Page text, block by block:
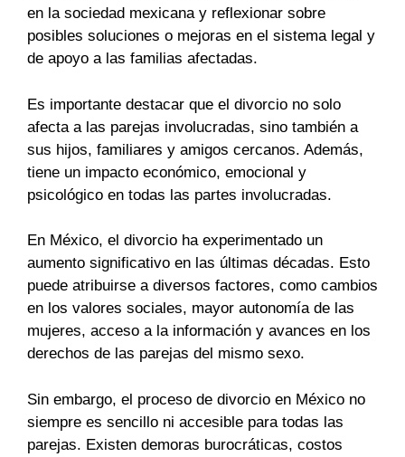
en la sociedad mexicana y reflexionar sobre
posibles soluciones o mejoras en el sistema legal y
de apoyo a las familias afectadas.
Es importante destacar que el divorcio no solo
afecta a las parejas involucradas, sino también a
sus hijos, familiares y amigos cercanos. Además,
tiene un impacto económico, emocional y
psicológico en todas las partes involucradas.
En México, el divorcio ha experimentado un
aumento significativo en las últimas décadas. Esto
puede atribuirse a diversos factores, como cambios
en los valores sociales, mayor autonomía de las
mujeres, acceso a la información y avances en los
derechos de las parejas del mismo sexo.
Sin embargo, el proceso de divorcio en México no
siempre es sencillo ni accesible para todas las
parejas. Existen demoras burocráticas, costos